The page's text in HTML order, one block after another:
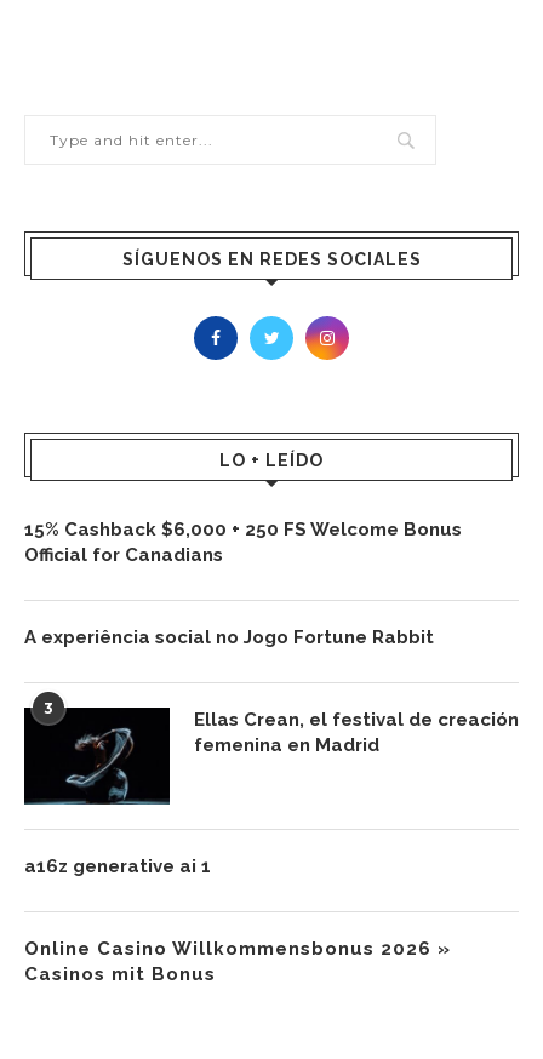
SÍGUENOS EN REDES SOCIALES
LO + LEÍDO
15% Cashback $6,000 + 250 FS Welcome Bonus
Official for Canadians
A experiência social no Jogo Fortune Rabbit
3
Ellas Crean, el festival de creación
femenina en Madrid
a16z generative ai 1
Online Casino Willkommensbonus 2026 »
Casinos mit Bonus